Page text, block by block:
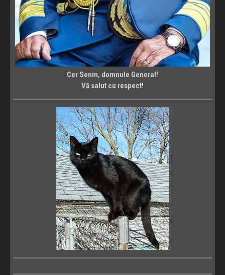
Cer Senin, domnule General!
Vă salut cu respect!